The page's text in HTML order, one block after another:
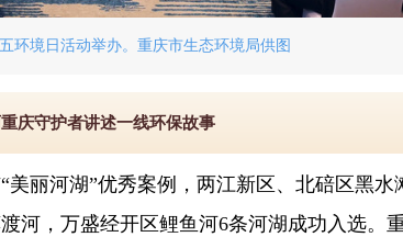
环境日活动举办。重庆市生态环境局供图
庆守护者讲述一线环保故事
美丽河湖”优秀案例，两江新区、北碚区黑水
河，万盛经开区鲤鱼河6条河湖成功入选。